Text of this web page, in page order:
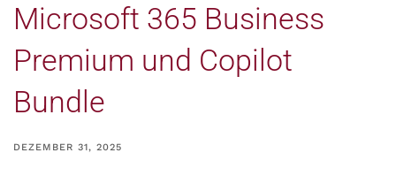
Microsoft 365 Business
Premium und Copilot
Bundle
DEZEMBER 31, 2025